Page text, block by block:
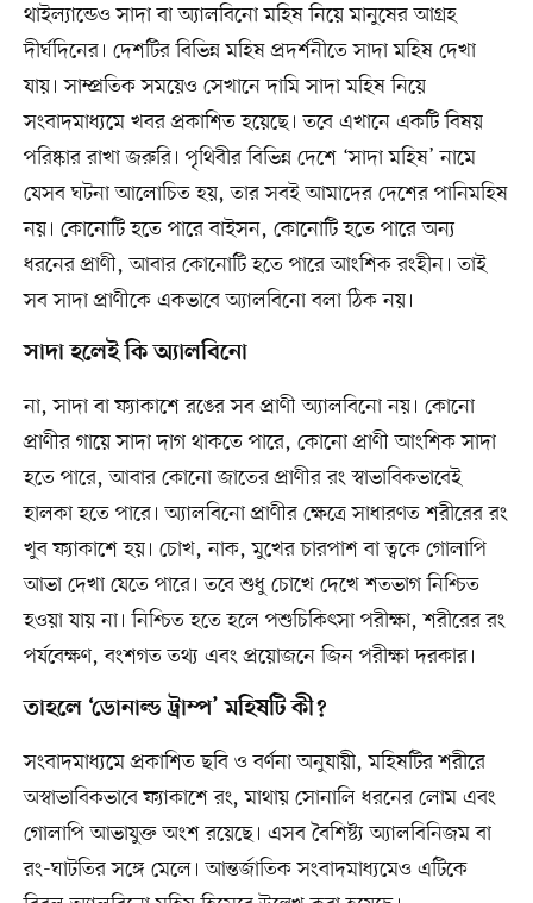
থাইল্যান্ডেও সাদা বা অ্যালবিনো মহিষ নিয়ে মানুষের আগ্রহ
দীর্ঘদিনের। দেশটির বিভিন্ন মহিষ প্রদর্শনীতে সাদা মহিষ দেখা
যায়। সাম্প্রতিক সময়েও সেখানে দামি সাদা মহিষ নিয়ে
সংবাদমাধ্যমে খবর প্রকাশিত হয়েছে। তবে এখানে একটি বিষয়
পরিষ্কার রাখা জরুরি। পৃথিবীর বিভিন্ন দেশে ‘সাদা মহিষ’ নামে
যেসব ঘটনা আলোচিত হয়, তার সবই আমাদের দেশের পানিমহিষ
নয়। কোনোটি হতে পারে বাইসন, কোনোটি হতে পারে অন্য
ধরনের প্রাণী, আবার কোনোটি হতে পারে আংশিক রংহীন। তাই
সব সাদা প্রাণীকে একভাবে অ্যালবিনো বলা ঠিক নয়।
সাদা হলেই কি অ্যালবিনো
না, সাদা বা ফ্যাকাশে রঙের সব প্রাণী অ্যালবিনো নয়। কোনো
প্রাণীর গায়ে সাদা দাগ থাকতে পারে, কোনো প্রাণী আংশিক সাদা
হতে পারে, আবার কোনো জাতের প্রাণীর রং স্বাভাবিকভাবেই
হালকা হতে পারে। অ্যালবিনো প্রাণীর ক্ষেত্রে সাধারণত শরীরের রং
খুব ফ্যাকাশে হয়। চোখ, নাক, মুখের চারপাশ বা ত্বকে গোলাপি
আভা দেখা যেতে পারে। তবে শুধু চোখে দেখে শতভাগ নিশ্চিত
হওয়া যায় না। নিশ্চিত হতে হলে পশুচিকিৎসা পরীক্ষা, শরীরের রং
পর্যবেক্ষণ, বংশগত তথ্য এবং প্রয়োজনে জিন পরীক্ষা দরকার।
তাহলে ‘ডোনাল্ড ট্রাম্প’ মহিষটি কী?
সংবাদমাধ্যমে প্রকাশিত ছবি ও বর্ণনা অনুযায়ী, মহিষটির শরীরে
অস্বাভাবিকভাবে ফ্যাকাশে রং, মাথায় সোনালি ধরনের লোম এবং
গোলাপি আভাযুক্ত অংশ রয়েছে। এসব বৈশিষ্ট্য অ্যালবিনিজম বা
রং-ঘাটতির সঙ্গে মেলে। আন্তর্জাতিক সংবাদমাধ্যমেও এটিকে